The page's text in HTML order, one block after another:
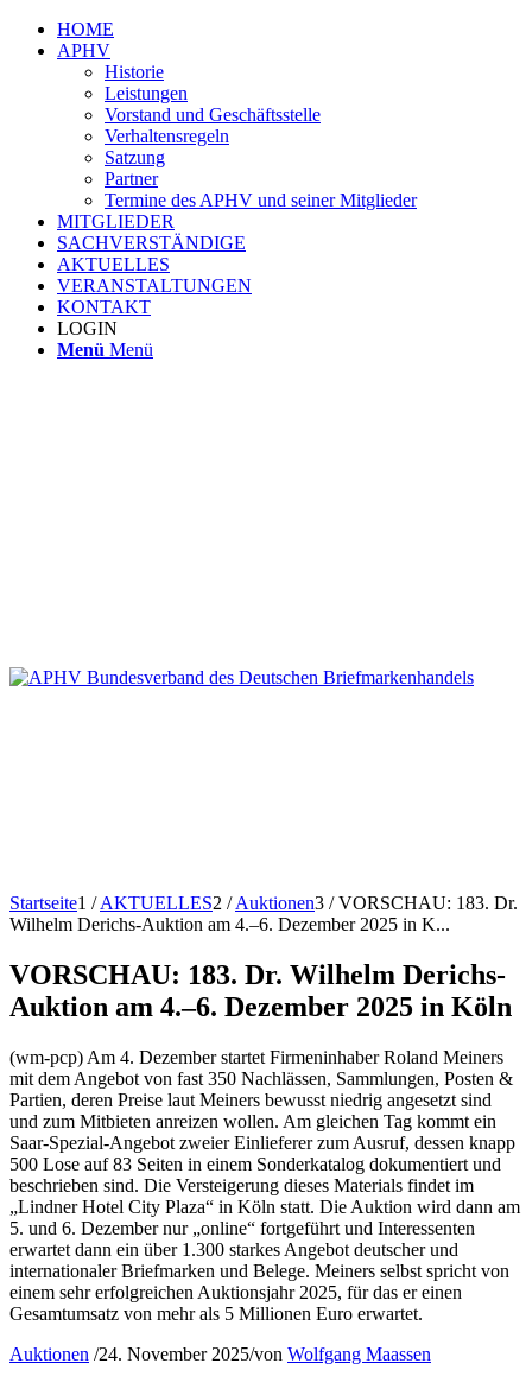
HOME
APHV
Historie
Leistungen
Vorstand und Geschäftsstelle
Verhaltensregeln
Satzung
Partner
Termine des APHV und seiner Mitglieder
MITGLIEDER
SACHVERSTÄNDIGE
AKTUELLES
VERANSTALTUNGEN
KONTAKT
LOGIN
Menü Menü
Startseite1 / AKTUELLES2 / Auktionen3 / VORSCHAU: 183. Dr.
Wilhelm Derichs-Auktion am 4.–6. Dezember 2025 in K...
VORSCHAU: 183. Dr. Wilhelm Derichs-
Auktion am 4.–6. Dezember 2025 in Köln
(wm-pcp) Am 4. Dezember startet Firmeninhaber Roland Meiners
mit dem Angebot von fast 350 Nachlässen, Sammlungen, Posten &
Partien, deren Preise laut Meiners bewusst niedrig angesetzt sind
und zum Mitbieten anreizen wollen. Am gleichen Tag kommt ein
Saar-Spezial-Angebot zweier Einlieferer zum Ausruf, dessen knapp
500 Lose auf 83 Seiten in einem Sonderkatalog dokumentiert und
beschrieben sind. Die Versteigerung dieses Materials findet im
„Lindner Hotel City Plaza“ in Köln statt. Die Auktion wird dann am
5. und 6. Dezember nur „online“ fortgeführt und Interessenten
erwartet dann ein über 1.300 starkes Angebot deutscher und
internationaler Briefmarken und Belege. Meiners selbst spricht von
einem sehr erfolgreichen Auktionsjahr 2025, für das er einen
Gesamtumsatz von mehr als 5 Millionen Euro erwartet.
Auktionen /24. November 2025/von Wolfgang Maassen